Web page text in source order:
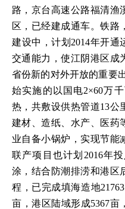
路，京台高速公路福清渔
区，已经建成通车。铁路
建设中，计划2014年开
交通能力，使江阴港区成
省份新的对外开放的重要
始实施的以国电2×60万
热，共敷设供热管道13公
建材、造纸、水产、医药
业自备小锅炉，实现节能
联产项目也计划2016年
涂，结合防潮排涝和港区
程，已完成填海造地
亩，港区陆域形成5367亩